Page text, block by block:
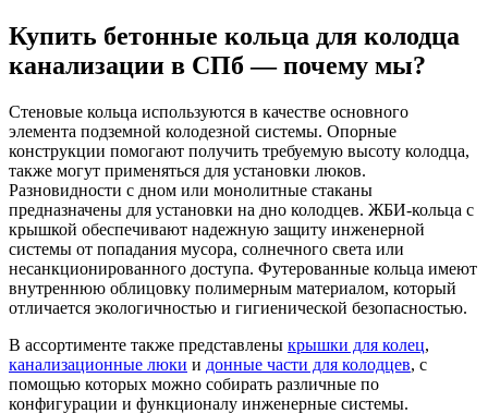
Купить бетонные кольца для колодца
канализации в СПб — почему мы?
Стеновые кольца используются в качестве основного
элемента подземной колодезной системы. Опорные
конструкции помогают получить требуемую высоту колодца,
также могут применяться для установки люков.
Разновидности с дном или монолитные стаканы
предназначены для установки на дно колодцев. ЖБИ-кольца с
крышкой обеспечивают надежную защиту инженерной
системы от попадания мусора, солнечного света или
несанкционированного доступа. Футерованные кольца имеют
внутреннюю облицовку полимерным материалом, который
отличается экологичностью и гигиенической безопасностью.
В ассортименте также представлены крышки для колец,
канализационные люки и донные части для колодцев, с
помощью которых можно собирать различные по
конфигурации и функционалу инженерные системы.